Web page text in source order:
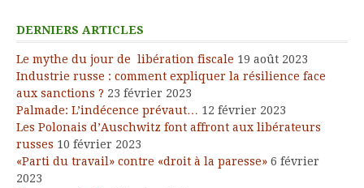
DERNIERS ARTICLES
Le mythe du jour de libération fiscale 19 août 2023
Industrie russe : comment expliquer la résilience face
aux sanctions ? 23 février 2023
Palmade: L’indécence prévaut… 12 février 2023
Les Polonais d’Auschwitz font affront aux libérateurs
russes 10 février 2023
«Parti du travail» contre «droit à la paresse» 6 février
2023